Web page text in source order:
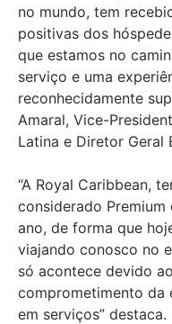
no mundo, tem
positivas dos
que estamos no
serviço e uma
reconhecidamente
Amaral, Vice-
Latina e Diretor Geral
“A Royal Caribbean,
considerado
ano, de forma que
viajando conosco no
só acontece devido
comprometimento da
em serviços” destaca.